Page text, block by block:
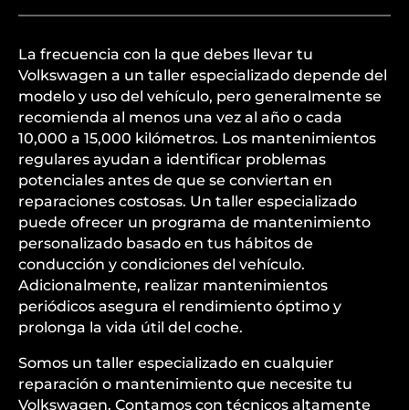
La frecuencia con la que debes llevar tu
Volkswagen a un taller especializado depende del
modelo y uso del vehículo, pero generalmente se
recomienda al menos una vez al año o cada
10,000 a 15,000 kilómetros. Los mantenimientos
regulares ayudan a identificar problemas
potenciales antes de que se conviertan en
reparaciones costosas. Un taller especializado
puede ofrecer un programa de mantenimiento
personalizado basado en tus hábitos de
conducción y condiciones del vehículo.
Adicionalmente, realizar mantenimientos
periódicos asegura el rendimiento óptimo y
prolonga la vida útil del coche.
Somos un taller especializado en cualquier
reparación o mantenimiento que necesite tu
Volkswagen. Contamos con técnicos altamente